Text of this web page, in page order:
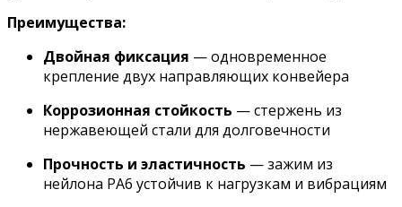
Преимущества:
Двойная фиксация — одновременное
крепление двух направляющих конвейера
Коррозионная стойкость — стержень из
нержавеющей стали для долговечности
Прочность и эластичность — зажим из
нейлона PA6 устойчив к нагрузкам и вибрациям